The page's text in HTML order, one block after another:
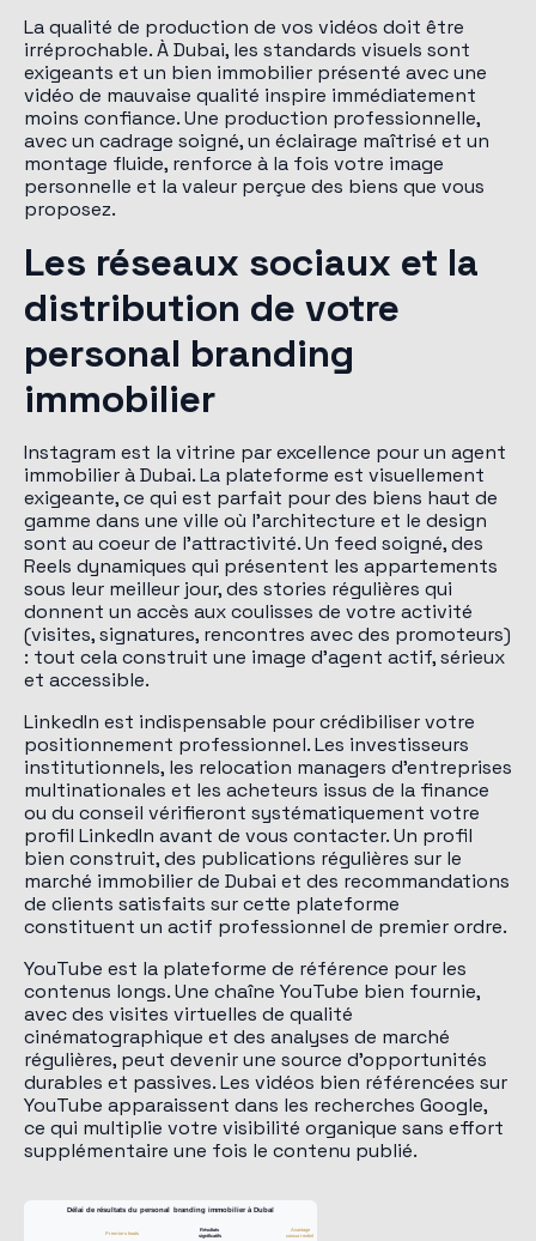
La qualité de production de vos vidéos doit être
irréprochable. À Dubai, les standards visuels sont
exigeants et un bien immobilier présenté avec une
vidéo de mauvaise qualité inspire immédiatement
moins confiance. Une production professionnelle,
avec un cadrage soigné, un éclairage maîtrisé et un
montage fluide, renforce à la fois votre image
personnelle et la valeur perçue des biens que vous
proposez.
Les réseaux sociaux et la
distribution de votre
personal branding
immobilier
Instagram est la vitrine par excellence pour un agent
immobilier à Dubai. La plateforme est visuellement
exigeante, ce qui est parfait pour des biens haut de
gamme dans une ville où l'architecture et le design
sont au coeur de l'attractivité. Un feed soigné, des
Reels dynamiques qui présentent les appartements
sous leur meilleur jour, des stories régulières qui
donnent un accès aux coulisses de votre activité
(visites, signatures, rencontres avec des promoteurs)
: tout cela construit une image d'agent actif, sérieux
et accessible.
LinkedIn est indispensable pour crédibiliser votre
positionnement professionnel. Les investisseurs
institutionnels, les relocation managers d'entreprises
multinationales et les acheteurs issus de la finance
ou du conseil vérifieront systématiquement votre
profil LinkedIn avant de vous contacter. Un profil
bien construit, des publications régulières sur le
marché immobilier de Dubai et des recommandations
de clients satisfaits sur cette plateforme
constituent un actif professionnel de premier ordre.
YouTube est la plateforme de référence pour les
contenus longs. Une chaîne YouTube bien fournie,
avec des visites virtuelles de qualité
cinématographique et des analyses de marché
régulières, peut devenir une source d'opportunités
durables et passives. Les vidéos bien référencées sur
YouTube apparaissent dans les recherches Google,
ce qui multiplie votre visibilité organique sans effort
supplémentaire une fois le contenu publié.
Délai de résultats du personal branding immobilier à Dubaï
Premiers leads
Résultats
significatifs
Avantage
concurrentiel